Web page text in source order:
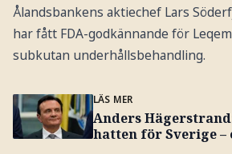
Ålandsbankens aktiechef Lars
har fått FDA-godkännande för
subkutan underhållsbehandling.
LÄS MER
Anders
hatten för Sverige –